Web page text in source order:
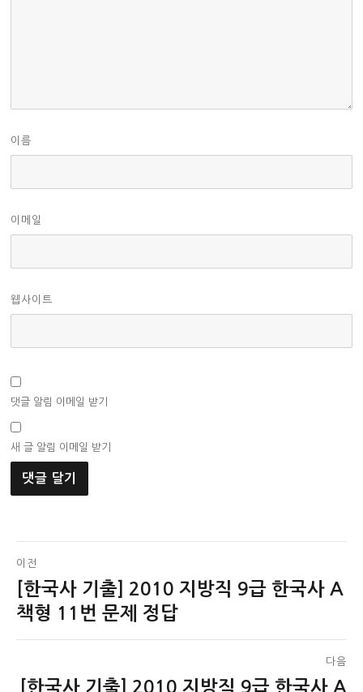
이름
이메일
웹사이트
댓글 알림 이메일 받기
새 글 알림 이메일 받기
글
탐
색
이전
이
전
[한국사 기출] 2010 지방직 9급 한국사 A
책형 11번 문제 정답
다음
다[한국사 기출] 2010 지방직 9급 한국사 A